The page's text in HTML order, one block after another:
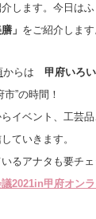
します。今日は
」 をご紹介します
からは 甲府いろ
”の時間！
イベント、工芸品
ていきます。
るアナタも要チェ
議2021in甲府オン